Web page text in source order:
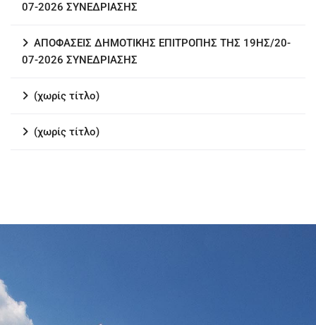
07-2026 ΣΥΝΕΔΡΙΑΣΗΣ
ΑΠΟΦΑΣΕΙΣ ΔΗΜΟΤΙΚΗΣ ΕΠΙΤΡΟΠΗΣ ΤΗΣ 19ΗΣ/20-
07-2026 ΣΥΝΕΔΡΙΑΣΗΣ
(χωρίς τίτλο)
(χωρίς τίτλο)